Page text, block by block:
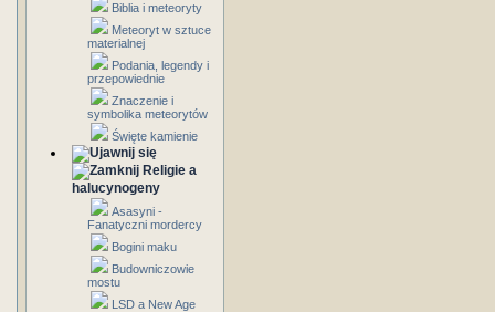
Biblia i meteoryty
Meteoryt w sztuce
materialnej
Podania, legendy i
przepowiednie
Znaczenie i
symbolika meteorytów
Święte kamienie
Religie a
halucynogeny
Asasyni -
Fanatyczni mordercy
Bogini maku
Budowniczowie
mostu
LSD a New Age